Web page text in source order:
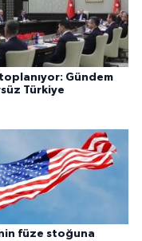
Gündem
Türkiye
füze stoğuna